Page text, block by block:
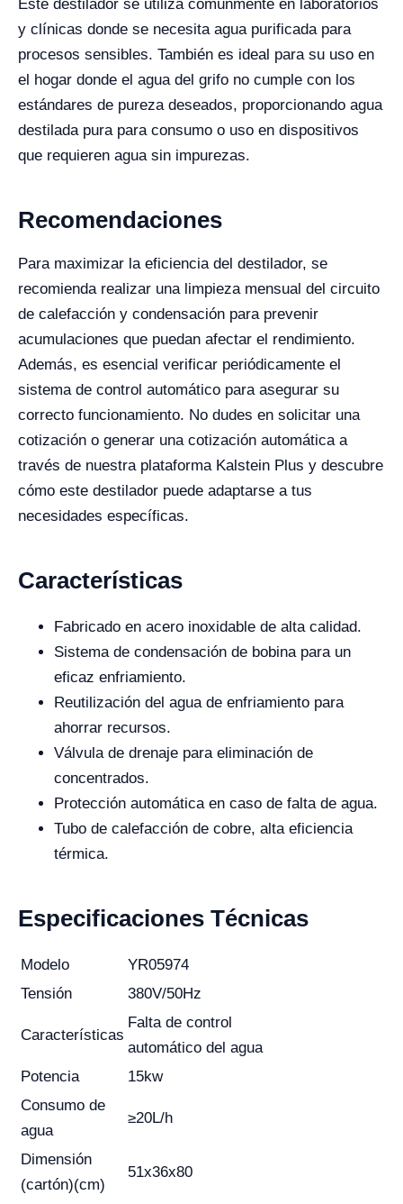
Este destilador se utiliza comúnmente en laboratorios
y clínicas donde se necesita agua purificada para
procesos sensibles. También es ideal para su uso en
el hogar donde el agua del grifo no cumple con los
estándares de pureza deseados, proporcionando agua
destilada pura para consumo o uso en dispositivos
que requieren agua sin impurezas.
Recomendaciones
Para maximizar la eficiencia del destilador, se
recomienda realizar una limpieza mensual del circuito
de calefacción y condensación para prevenir
acumulaciones que puedan afectar el rendimiento.
Además, es esencial verificar periódicamente el
sistema de control automático para asegurar su
correcto funcionamiento. No dudes en solicitar una
cotización o generar una cotización automática a
través de nuestra plataforma Kalstein Plus y descubre
cómo este destilador puede adaptarse a tus
necesidades específicas.
Características
Fabricado en acero inoxidable de alta calidad.
Sistema de condensación de bobina para un
eficaz enfriamiento.
Reutilización del agua de enfriamiento para
ahorrar recursos.
Válvula de drenaje para eliminación de
concentrados.
Protección automática en caso de falta de agua.
Tubo de calefacción de cobre, alta eficiencia
térmica.
Especificaciones Técnicas
Modelo
YR05974
Tensión
380V/50Hz
Características
Falta de control
automático del agua
Potencia
15kw
Consumo de
agua
≥20L/h
Dimensión
(cartón)(cm)
51x36x80